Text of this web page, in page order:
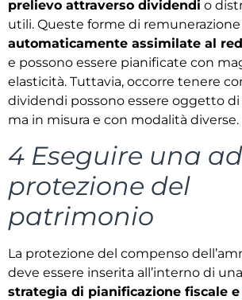
prelievo attraverso dividendi o
utili. Queste forme di remunerazione
automaticamente assimilate al
e possono essere pianificate con
elasticità. Tuttavia, occorre tenere
dividendi possono essere oggetto
ma in misura e con modalità diverse.
4 Eseguire una
protezione del
patrimonio
La protezione del compenso
deve essere inserita all’interno di una
strategia di pianificazione fiscale e